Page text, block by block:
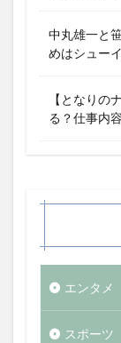
中丸雄一と
めはシュー
【となりの
る？仕事内
エンタメ
スポーツ